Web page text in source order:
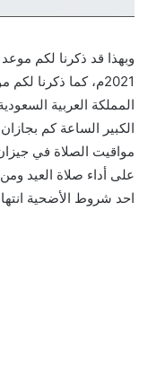
2021م، كما ذكرنا
المملكة العربية
الكبير الساعة كم
مواقيت الصلاة في
على أداء صلاة العيد
احد شروط الأضحية